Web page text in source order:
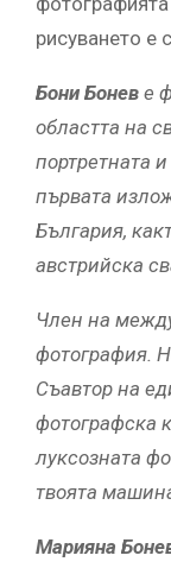
рисуването е
Бони Бонев е
областта на
портретната
първата
България,
австрийска
Член на
фотография.
Съавтор на
фотографска
луксозната
твоята
Марияна